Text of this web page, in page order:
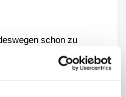
schon zu
den ärztlichen
erarbeitete